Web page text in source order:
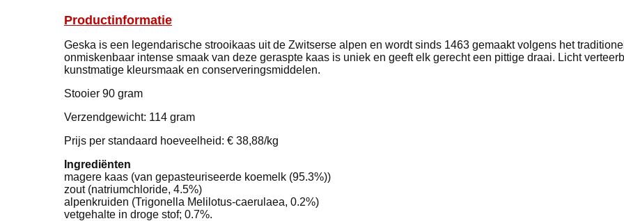
Productinformatie
Geska is een legendarische strooikaas uit de Zwitserse alpen en wordt sinds 1463 gemaakt volgens het
onmiskenbaar intense smaak van deze geraspte kaas is uniek en geeft elk gerecht een pittige draai. Licht
kunstmatige kleursmaak en conserveringsmiddelen.
Stooier 90 gram
Verzendgewicht: 114 gram
Prijs per standaard hoeveelheid: € 38,88/kg
Ingrediënten
magere kaas (van gepasteuriseerde koemelk (95.3%))
zout (natriumchloride, 4.5%)
alpenkruiden (Trigonella Melilotus-caerulaea, 0.2%)
vetgehalte in droge stof; 0.7%.